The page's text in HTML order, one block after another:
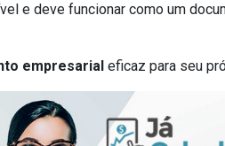
e deve funcionar como um
empresarial eficaz para seu